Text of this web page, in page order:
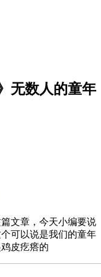
无数人的童年
文章，今天小编要说
可以说是我们的童年
皮疙瘩的